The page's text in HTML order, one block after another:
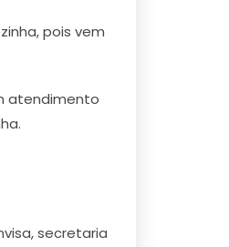
pois vem
atendimento
secretaria